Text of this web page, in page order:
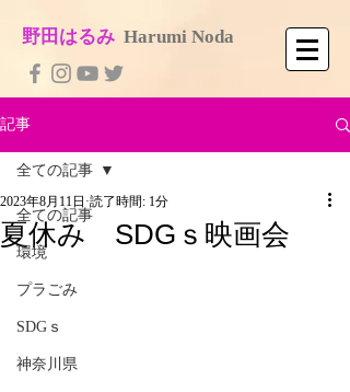
​野田はるみ Harumi No​da
記事
全ての記事
環境
プラごみ
SDGｓ
神奈川県
全ての記事
夏休み SDGｓ映画会
2023年8月11日 読了時間: 1分